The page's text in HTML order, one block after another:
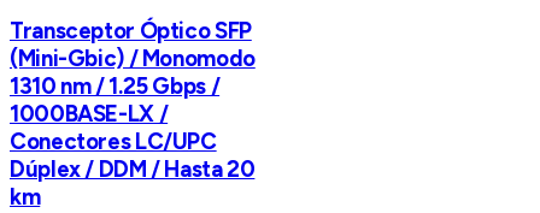
Transceptor Óptico SFP
(Mini-Gbic) / Monomodo
1310 nm / 1.25 Gbps /
1000BASE-LX /
Conectores LC/UPC
Dúplex / DDM / Hasta 20
km